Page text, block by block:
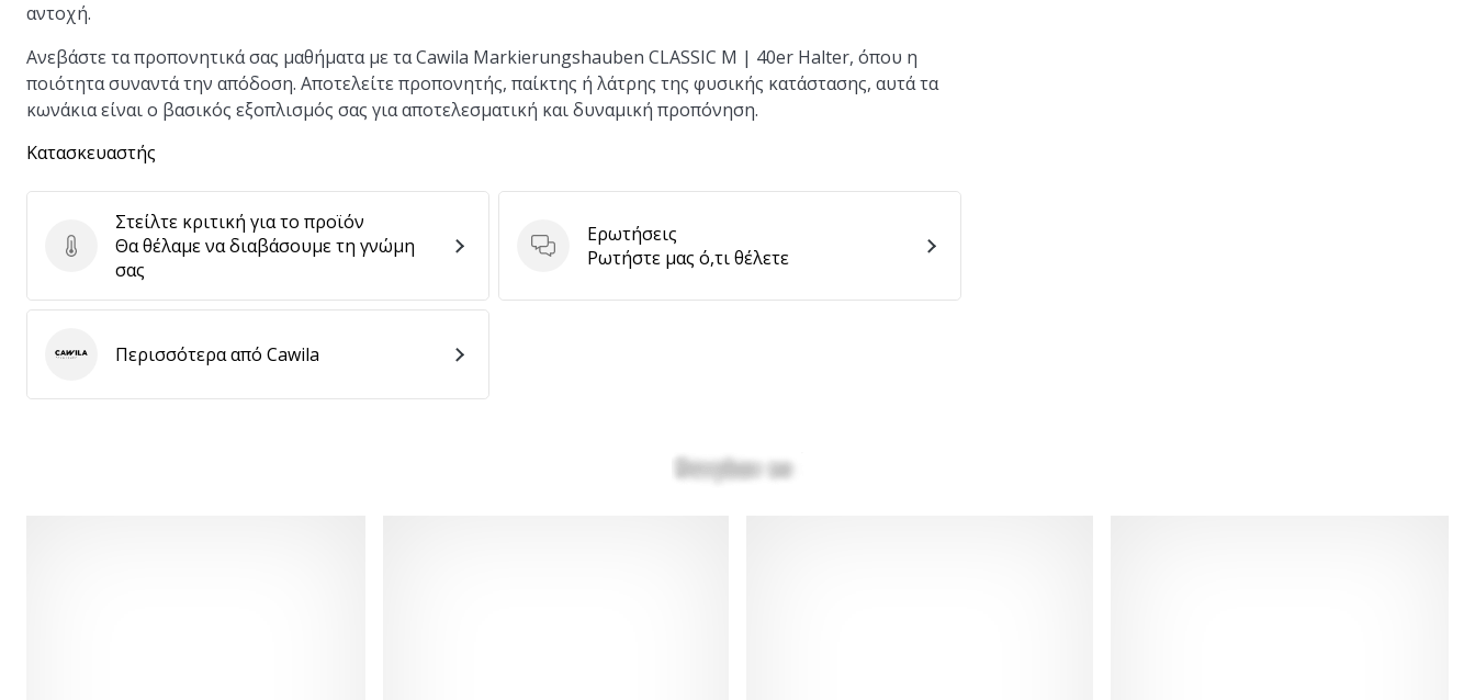
αντοχή.
Ανεβάστε τα προπονητικά σας μαθήματα με τα Cawila Markierungshauben CLASSIC M | 40er Halter, όπου η
ποιότητα συναντά την απόδοση. Αποτελείτε προπονητής, παίκτης ή λάτρης της φυσικής κατάστασης, αυτά τα
κωνάκια είναι ο βασικός εξοπλισμός σας για αποτελεσματική και δυναμική προπόνηση.
Κατασκευαστής
Στείλτε κριτική για το προϊόν
Στείλτε κριτική για το προϊόν
Θα θέλαμε να διαβάσουμε τη γνώμη
σας
Ερωτήσεις
Ερωτήσεις
Ρωτήστε μας ό,τι θέλετε
CawilaΠερισσότερα από Cawila